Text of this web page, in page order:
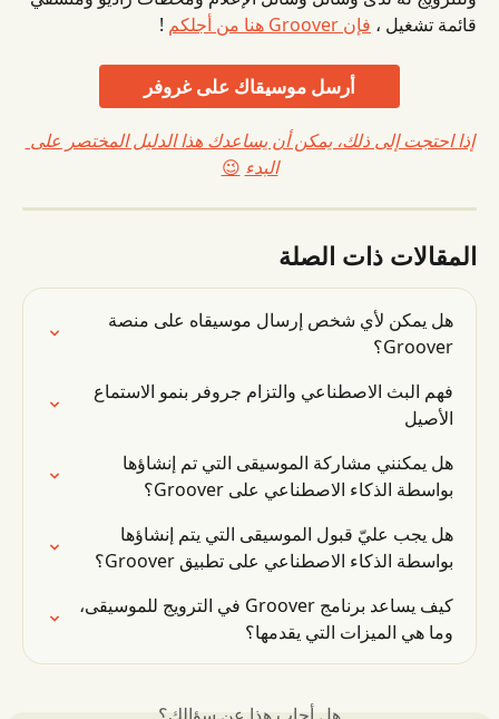
قائمة تشغيل ، فإن Groover هنا من أجلكم !
أرسل موسيقاك على غروفر
إذا احتجت إلى ذلك، يمكن أن يساعدك هذا الدليل المختصر على
البدء 😉
المقالات ذات الصلة
هل يمكن لأي شخص إرسال موسيقاه على منصة
Groover؟
فهم البث الاصطناعي والتزام جروفر بنمو الاستماع
الأصيل
هل يمكنني مشاركة الموسيقى التي تم إنشاؤها
بواسطة الذكاء الاصطناعي على Groover؟
هل يجب عليّ قبول الموسيقى التي يتم إنشاؤها
بواسطة الذكاء الاصطناعي على تطبيق Groover؟
كيف يساعد برنامج Groover في الترويج للموسيقى،
وما هي الميزات التي يقدمها؟